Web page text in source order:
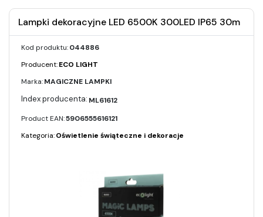
Lampki dekoracyjne LED 6500K 300LED IP65 30m
Kod produktu:044886
Producent:ECO LIGHT
Marka:MAGICZNE LAMPKI
ML61612
Product EAN:5906555616121
Kategoria:Oświetlenie świąteczne i dekoracje